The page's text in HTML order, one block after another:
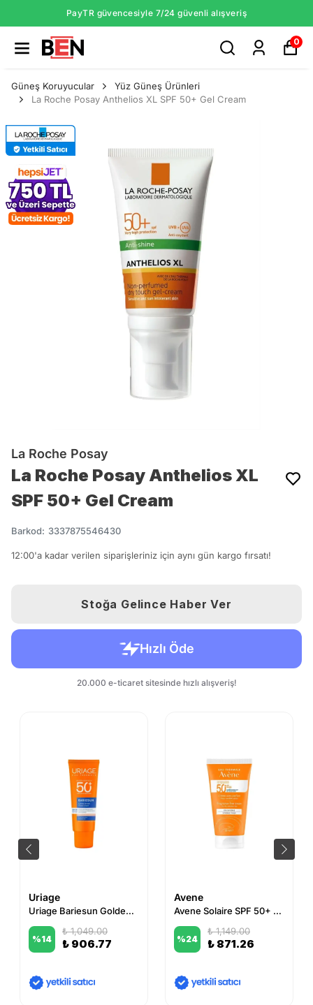
PayTR güvencesiyle 7/24 güvenli alışveriş
0
Güneş Koruyucular
Yüz Güneş Ürünleri
La Roche Posay Anthelios XL SPF 50+ Gel Cream
La Roche Posay
La Roche Posay Anthelios XL
SPF 50+ Gel Cream
Barkod: 3337875546430
12:00'a kadar verilen siparişleriniz için aynı gün kargo fırsatı!
Stoğa Gelince Haber Ver
Uriage
Uriage Bariesun Golden Tinted Cream SPF50 50 ml
%14
₺ 1,049.00
₺ 906.77
Avene
Avene Solaire SPF 50+ Kuru Ciltler İçin Güneş Kremi 50 ml
%24
₺ 1,149.00
₺ 871.26